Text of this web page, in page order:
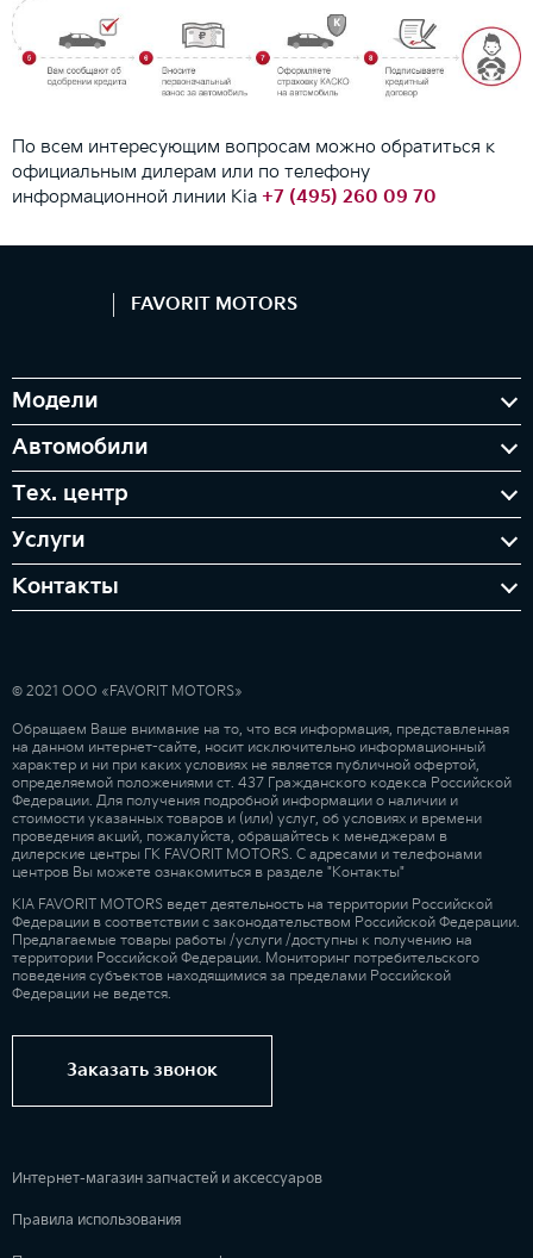
По всем интересующим вопросам можно обратиться к
официальным дилерам или по телефону
информационной линии Kia +7 (495) 260 09 70
FAVORIT MOTORS
Модели
Автомобили
Тех. центр
Услуги
Контакты
© 2021 ООО «FAVORIT MOTORS»
Обращаем Ваше внимание на то, что вся информация, представленная
на данном интернет-сайте, носит исключительно информационный
характер и ни при каких условиях не является публичной офертой,
определяемой положениями ст. 437 Гражданского кодекса Российской
Федерации. Для получения подробной информации о наличии и
стоимости указанных товаров и (или) услуг, об условиях и времени
проведения акций, пожалуйста, обращайтесь к менеджерам в
дилерские центры ГК FAVORIT MOTORS. С адресами и телефонами
центров Вы можете ознакомиться в разделе "Контакты"
KIA FAVORIT MOTORS ведет деятельность на территории Российской
Федерации в соответствии с законодательством Российской Федерации.
Предлагаемые товары работы /услуги /доступны к получению на
территории Российской Федерации. Мониторинг потребительского
поведения субъектов находящимися за пределами Российской
Федерации не ведется.
Заказать звонок
Интернет-магазин запчастей и аксессуаров
Правила использования